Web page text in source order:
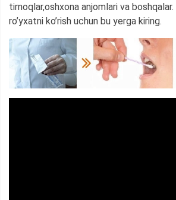
tirnoqlar,oshxona anjomlari va boshqalar.
ro’yxatni ko’rish uchun bu yerga kiring.